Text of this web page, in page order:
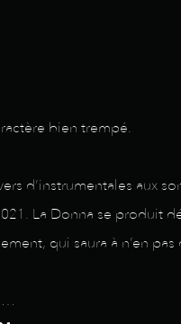
bien trempé.
d’instrumentales aux
La Donna se produit
qui saura à n’en
…